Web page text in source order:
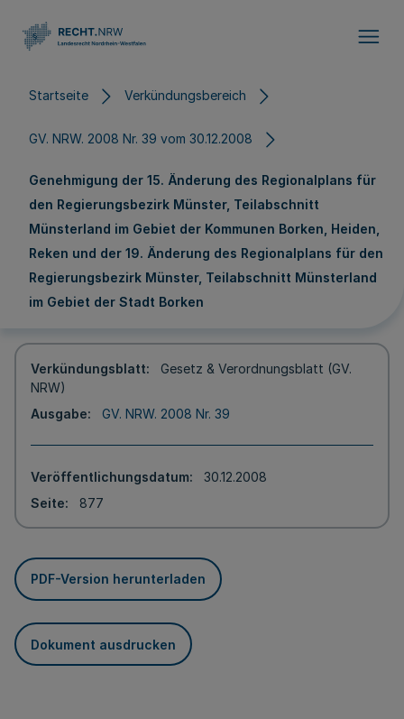
Startseite Verkündungsbereich
GV. NRW. 2008 Nr. 39 vom 30.12.2008
Genehmigung der 15. Änderung des Regionalplans für
den Regierungsbezirk Münster, Teilabschnitt
Münsterland im Gebiet der Kommunen Borken, Heiden,
Reken und der 19. Änderung des Regionalplans für den
Regierungsbezirk Münster, Teilabschnitt Münsterland
im Gebiet der Stadt Borken
Verkündungsblatt
Gesetz & Verordnungsblatt (GV.
NRW)
Ausgabe
GV. NRW. 2008 Nr. 39
Veröffentlichungsdatum
30.12.2008
Seite
877
PDF-Version herunterladen
Dokument ausdrucken